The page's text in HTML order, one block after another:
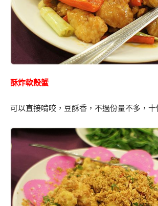
酥炸軟殼蟹
可以直接啃咬，豆酥香，不過份量不多，